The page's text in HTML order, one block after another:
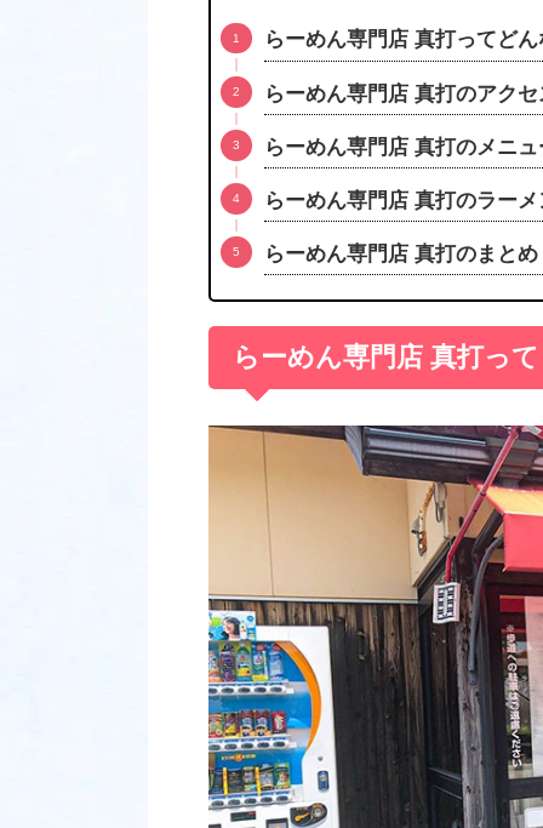
らーめん専門店 真打ってど
らーめん専門店 真打のアク
らーめん専門店 真打のメニュ
らーめん専門店 真打のラー
らーめん専門店 真打のまとめ
らーめん専門店 真打っ